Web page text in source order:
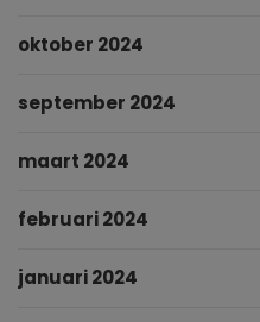
oktober 2024
september 2024
maart 2024
februari 2024
januari 2024